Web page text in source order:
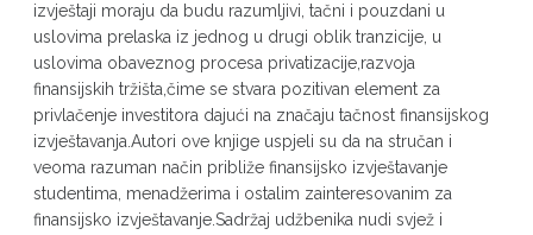
izvještaji moraju da budu razumljivi, tačni i pouzdani u
uslovima prelaska iz jednog u drugi oblik tranzicije, u
uslovima obaveznog procesa privatizacije,razvoja
finansijskih tržišta,čime se stvara pozitivan element za
privlačenje investitora dajući na značaju tačnost finansijskog
izvještavanja.Autori ove knjige uspjeli su da na stručan i
veoma razuman način približe finansijsko izvještavanje
studentima, menadžerima i ostalim zainteresovanim za
finansijsko izvještavanje.Sadržaj udžbenika nudi svjež i